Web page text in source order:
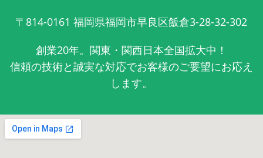
〒814-0161 福岡県福岡市早良区飯倉3-28-32-302
創業20年。関東・関西日本全国拡大中！
信頼の技術と誠実な対応でお客様のご要望にお応え
します。